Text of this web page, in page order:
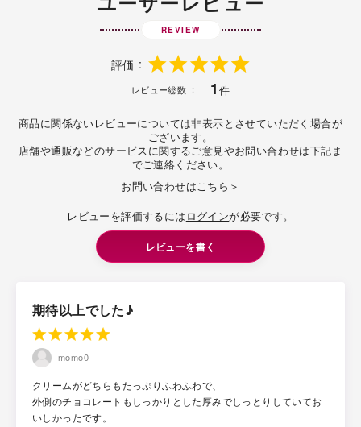
REVIEW
評価
レビュー総数 1 件
商品に関係ないレビューについては非表示とさせていただく場合が
ございます。
店舗や通販などのサービスに関するご意見やお問い合わせは下記ま
でご連絡ください。
お問い合わせはこちら＞
レビューを評価するには ログインが必要です。
レビューを書く
期待以上でした♪
momo0
クリームがどちらもたっぷりふわふわで、
外側のチョコレートもしっかりとした厚みでしっとりしていてお
いしかったです。